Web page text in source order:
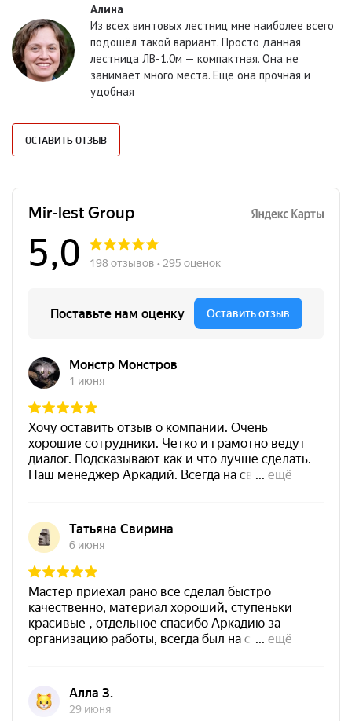
Алина
Из всех винтовых лестниц мне наиболее всего
подошёл такой вариант. Просто данная
лестница ЛВ-1.0м — компактная. Она не
занимает много места. Ещё она прочная и
удобная
ОСТАВИТЬ ОТЗЫВ